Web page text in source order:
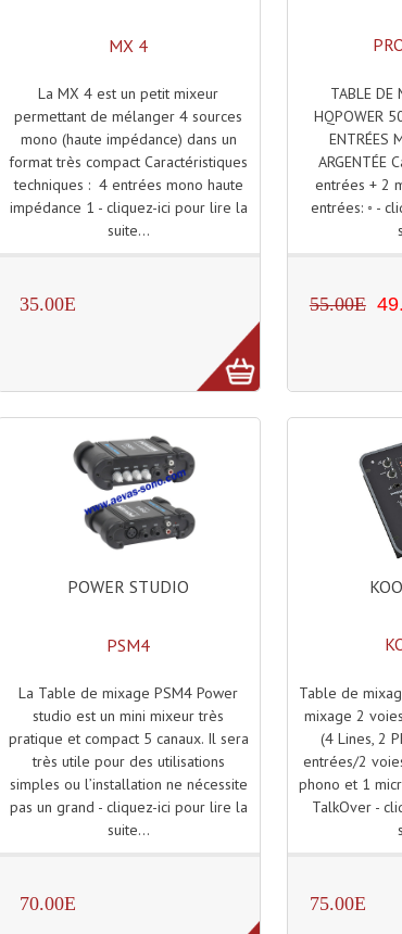
MX 4
La MX 4 est un petit mixeur
permettant de mélanger 4 sources
mono (haute impédance) dans un
format très compact Caractéristiques
techniques : 4 entrées mono haute
impédance 1 - cliquez-ici pour lire la
suite...
35.00E
TABLE DE
HQPOWER
ENTRÉES
ARGENTÉE
entrées + 2
entrées: ◦ -
55.00E
POWER STUDIO
PSM4
La Table de mixage PSM4 Power
studio est un mini mixeur très
pratique et compact 5 canaux. Il sera
très utile pour des utilisations
simples ou l’installation ne nécessite
pas un grand - cliquez-ici pour lire la
suite...
70.00E
Table de
mixage 2
(4 Lines, 2
entrées/2
phono et 1
TalkOver -
75.00E